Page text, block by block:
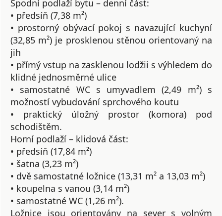
Spodní podlaží bytu – denní část:
• předsíň (7,38 m²)
• prostorný obývací pokoj s navazující kuchyní
(32,85 m²) je prosklenou stěnou orientovaný na
jih
• přímý vstup na zasklenou lodžii s výhledem do
klidné jednosměrné ulice
• samostatné WC s umyvadlem (2,49 m²) s
možností vybudování sprchového koutu
• praktický úložný prostor (komora) pod
schodištěm.
Horní podlaží – klidová část:
• předsíň (17,84 m²)
• šatna (3,23 m²)
• dvě samostatné ložnice (13,31 m² a 13,03 m²)
• koupelna s vanou (3,14 m²)
• samostatné WC (1,26 m²).
Ložnice jsou orientovány na sever s volným